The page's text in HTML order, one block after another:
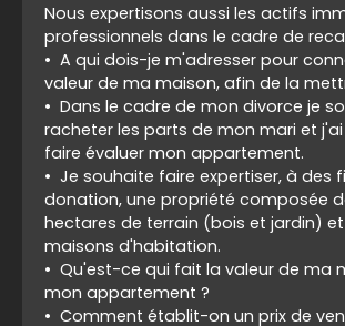
Nous expertisons aussi les actifs
professionnels dans le cadre de
A qui dois-je m'adresser pour
valeur de ma maison, afin de la
Dans le cadre de mon divorce je
racheter les parts de mon mari et
faire évaluer mon appartement.
Je souhaite faire expertiser, à des
donation, une propriété composée
hectares de terrain (bois et jardin)
maisons d'habitation.
Qu'est-ce qui fait la valeur de ma
mon appartement ?
Comment établit-on un prix de